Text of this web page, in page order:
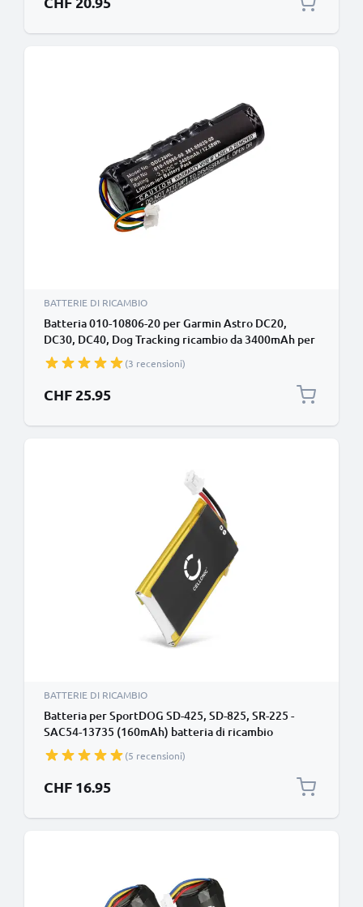
BATTERIE DI RICAMBIO
Batteria 010-10806-20 per Garmin Astro DC20,
DC30, DC40, Dog Tracking ricambio da 3400mAh per
collare o palmare (consultare dimensioni e modello
per la giusta compatibilità)
(3 recensioni)
CHF 25.95
BATTERIE DI RICAMBIO
Batteria per SportDOG SD-425, SD-825, SR-225 -
SAC54-13735 (160mAh) batteria di ricambio
(5 recensioni)
CHF 16.95